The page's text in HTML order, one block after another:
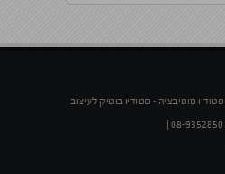
© כל הזכויות שמורות 2014 | סטודיו מוטיבציה – סטודיו בוטיק לעיצוב